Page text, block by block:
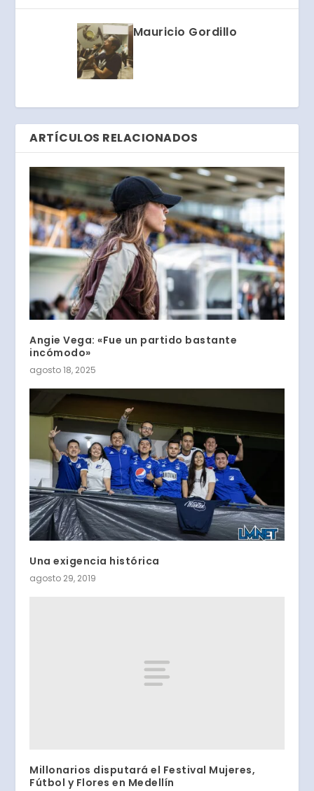
Mauricio Gordillo
ARTÍCULOS RELACIONADOS
Angie Vega: «Fue un partido bastante
incómodo»
agosto 18, 2025
Una exigencia histórica
agosto 29, 2019
Millonarios disputará el Festival Mujeres,
Fútbol y Flores en Medellín